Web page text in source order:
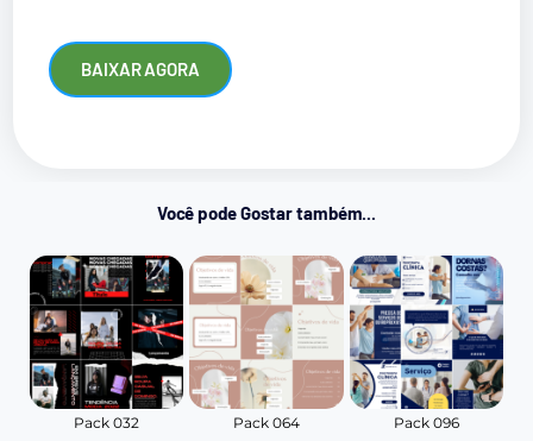
BAIXAR AGORA
Você pode Gostar também...
Pack 032 Pack 064 Pack 096